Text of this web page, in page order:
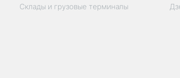
Склады и грузовые терминалы